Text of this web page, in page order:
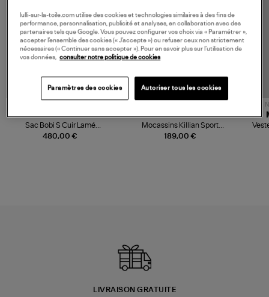
480,00 €
JEROME DREYFUSS
Sac Bobi S Cuir Lamé
Champagne
189,00 €
TORAL
Mocassins Killian Sport
Mousse
LIVRAISON GRATUITE
lulli-sur-la-toile.com utilise des cookies et technologies similaires à des fins de
performance, personnalisation, publicité et analyses, en collaboration avec des
partenaires tels que Google. Vous pouvez configurer vos choix via « Paramétrer »,
accepter l’ensemble des cookies (« J’accepte ») ou refuser ceux non strictement
nécessaires (« Continuer sans accepter »). Pour en savoir plus sur l’utilisation de
vos données, consulter notre politique de cookies
Paramètres des cookies Autoriser tous les cookies